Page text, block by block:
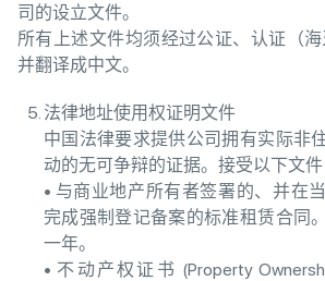
司的设立文件。
所有上述文件均须经过公证、认证（海
并翻译成中文。
法律地址使用权证明文件
中国法律要求提供公司拥有实际非
动的无可争辩的证据。接受以下文件
• 与商业地产所有者签署的、并在
完成强制登记备案的标准租赁合同
一年。
• 不动产权证书 (Property